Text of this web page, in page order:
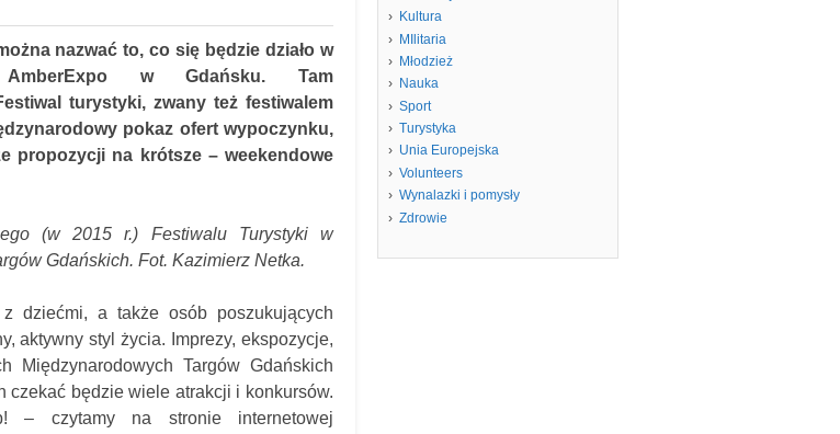
nazwać to, co się będzie działo w
AmberExpo w Gdańsku. Tam
turystyki, zwany też festiwalem
pokaz ofert wypoczynku,
propozycji na krótsze – weekendowe
(w 2015 r.) Festiwalu Turystyki w
Gdańskich. Fot. Kazimierz Netka.
dziećmi, a także osób poszukujących
aktywny styl życia. Imprezy, ekspozycje,
Międzynarodowych Targów Gdańskich
czekać będzie wiele atrakcji i konkursów.
– czytamy na stronie internetowej
Kultura
MIlitaria
Młodzież
Nauka
Sport
Turystyka
Unia Europejska
Volunteers
Wynalazki i pomysły
Zdrowie